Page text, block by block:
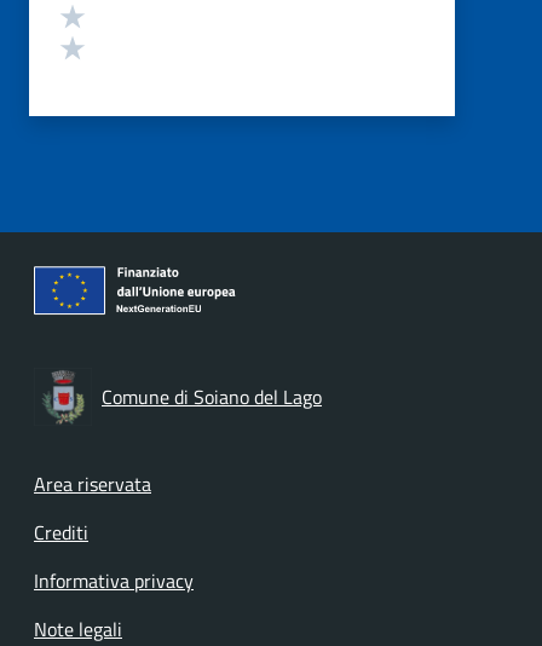
Comune di Soiano del Lago
Footer menu
Area riservata
Crediti
Informativa privacy
Note legali